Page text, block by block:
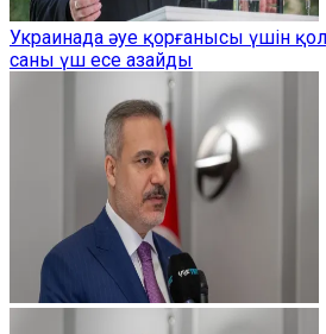
Украинада әуе қорғанысы үшін
саны үш есе азайды